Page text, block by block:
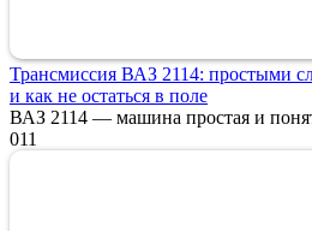
Трансмиссия ВАЗ 2114: простыми
и как не остаться в поле
ВАЗ 2114 — машина простая и
011